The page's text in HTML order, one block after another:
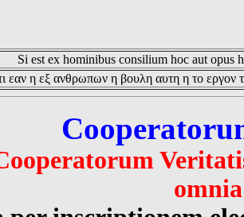
Si est ex hominibus consilium hoc aut opus
εαν η εξ ανθρωπων η βουλη αυτη η το εργον